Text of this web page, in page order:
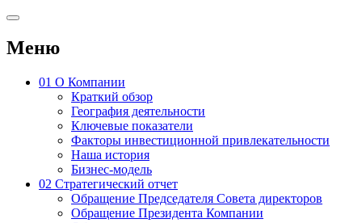
Меню
01 О Компании
Краткий обзор
География деятельности
Ключевые показатели
Факторы инвестиционной привлекательности
Наша история
Бизнес-модель
02 Стратегический отчет
Обращение Председателя Совета директоров
Обращение Президента Компании